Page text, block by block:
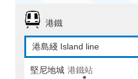
港鐵
港島綫 Island line
堅尼地城 港鐵站